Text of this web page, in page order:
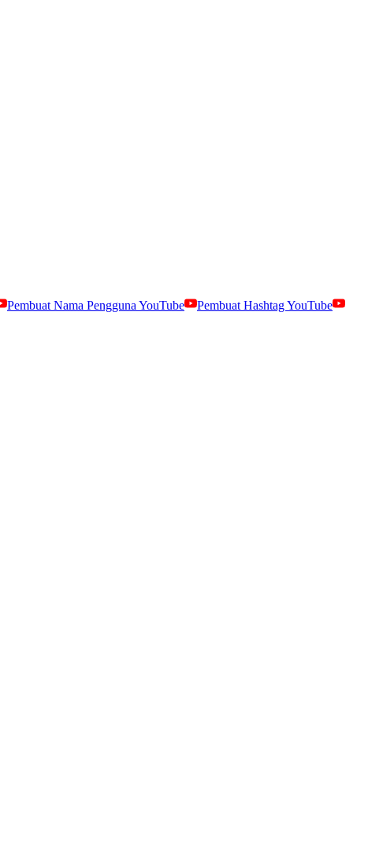
Pembuat Nama Pengguna YouTube
Pembuat Hashtag YouTube